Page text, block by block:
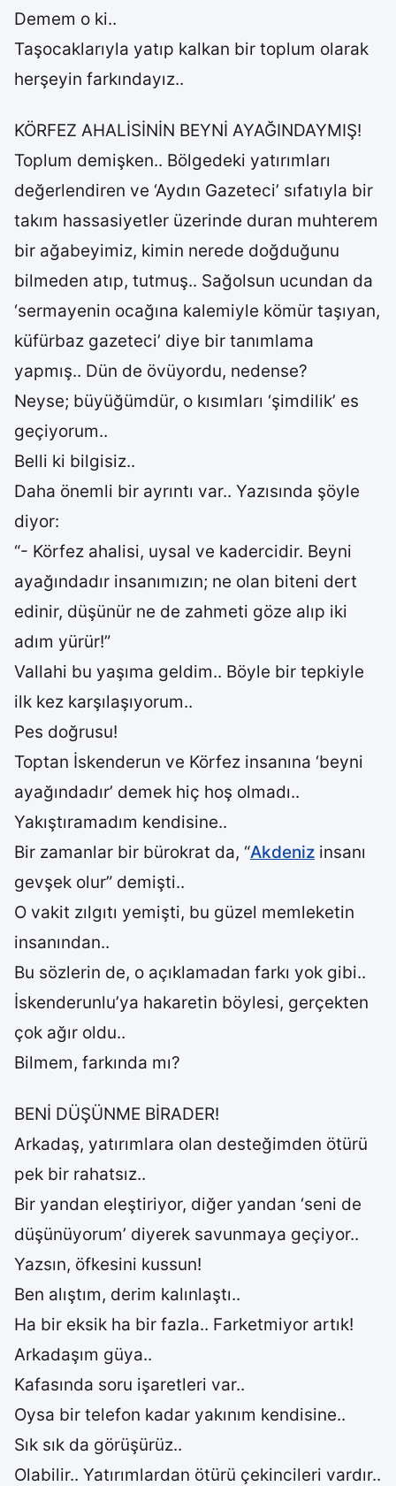
Demem o ki..
Taşocaklarıyla yatıp kalkan bir toplum olarak
herşeyin farkındayız..
KÖRFEZ AHALİSİNİN BEYNİ AYAĞINDAYMIŞ!
Toplum demişken.. Bölgedeki yatırımları
değerlendiren ve ‘Aydın Gazeteci’ sıfatıyla bir
takım hassasiyetler üzerinde duran muhterem
bir ağabeyimiz, kimin nerede doğduğunu
bilmeden atıp, tutmuş.. Sağolsun ucundan da
‘sermayenin ocağına kalemiyle kömür taşıyan,
küfürbaz gazeteci’ diye bir tanımlama
yapmış.. Dün de övüyordu, nedense?
Neyse; büyüğümdür, o kısımları ‘şimdilik’ es
geçiyorum..
Belli ki bilgisiz..
Daha önemli bir ayrıntı var.. Yazısında şöyle
diyor:
“- Körfez ahalisi, uysal ve kadercidir. Beyni
ayağındadır insanımızın; ne olan biteni dert
edinir, düşünür ne de zahmeti göze alıp iki
adım yürür!”
Vallahi bu yaşıma geldim.. Böyle bir tepkiyle
ilk kez karşılaşıyorum..
Pes doğrusu!
Toptan İskenderun ve Körfez insanına ‘beyni
ayağındadır’ demek hiç hoş olmadı..
Yakıştıramadım kendisine..
Bir zamanlar bir bürokrat da, “Akdeniz insanı
gevşek olur” demişti..
O vakit zılgıtı yemişti, bu güzel memleketin
insanından..
Bu sözlerin de, o açıklamadan farkı yok gibi..
İskenderunlu’ya hakaretin böylesi, gerçekten
çok ağır oldu..
Bilmem, farkında mı?
BENİ DÜŞÜNME BİRADER!
Arkadaş, yatırımlara olan desteğimden ötürü
pek bir rahatsız..
Bir yandan eleştiriyor, diğer yandan ‘seni de
düşünüyorum’ diyerek savunmaya geçiyor..
Yazsın, öfkesini kussun!
Ben alıştım, derim kalınlaştı..
Ha bir eksik ha bir fazla.. Farketmiyor artık!
Arkadaşım güya..
Kafasında soru işaretleri var..
Oysa bir telefon kadar yakınım kendisine..
Sık sık da görüşürüz..
Olabilir.. Yatırımlardan ötürü çekincileri vardır..